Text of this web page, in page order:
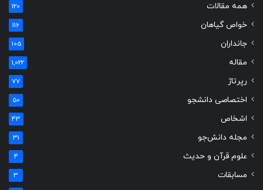
همه مقالات 120
خواص گیاهان 116
جانداران 105
مقاله 1,022
رپرتاژ 77
اختصاصی دانشجو 50
اشخاص 43
مجله دانش‌جو 31
علوم قرآن و حدیث 4
مسابقات 3